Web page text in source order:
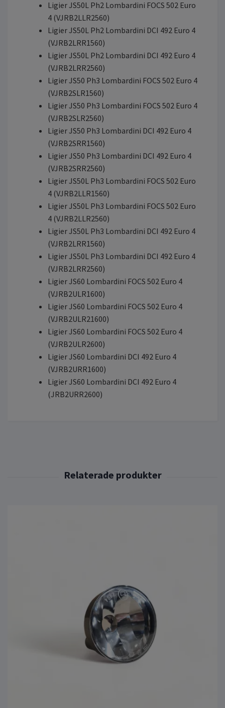
Ligier JS50L Ph2 Lombardini FOCS 502 Euro
4 (VJRB2LLR2560)
Ligier JS50L Ph2 Lombardini DCI 492 Euro 4
(VJRB2LRR1560)
Ligier JS50L Ph2 Lombardini DCI 492 Euro 4
(VJRB2LRR2560)
Ligier JS50 Ph3 Lombardini FOCS 502 Euro 4
(VJRB2SLR1560)
Ligier JS50 Ph3 Lombardini FOCS 502 Euro 4
(VJRB2SLR2560)
Ligier JS50 Ph3 Lombardini DCI 492 Euro 4
(VJRB2SRR1560)
Ligier JS50 Ph3 Lombardini DCI 492 Euro 4
(VJRB2SRR2560)
Ligier JS50L Ph3 Lombardini FOCS 502 Euro
4 (VJRB2LLR1560)
Ligier JS50L Ph3 Lombardini FOCS 502 Euro
4 (VJRB2LLR2560)
Ligier JS50L Ph3 Lombardini DCI 492 Euro 4
(VJRB2LRR1560)
Ligier JS50L Ph3 Lombardini DCI 492 Euro 4
(VJRB2LRR2560)
Ligier JS60 Lombardini FOCS 502 Euro 4
(VJRB2ULR1600)
Ligier JS60 Lombardini FOCS 502 Euro 4
(VJRB2ULR21600)
Ligier JS60 Lombardini FOCS 502 Euro 4
(VJRB2ULR2600)
Ligier JS60 Lombardini DCI 492 Euro 4
(VJRB2URR1600)
Ligier JS60 Lombardini DCI 492 Euro 4
(JRB2URR2600)